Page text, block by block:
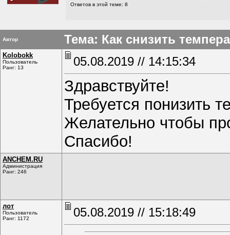
Ответов в этой теме: 8
Автор Тема: Как снизить
Kolobokk
Пользователь
Ранг: 13
05.08.2019 // 14:15:34
Здравствуйте!
Требуется понизить
Желательно чтобы
Спасибо!
ANCHEM.RU
Администрация
Ранг: 246
лот
Пользователь
Ранг: 1172
05.08.2019 // 15:18:49